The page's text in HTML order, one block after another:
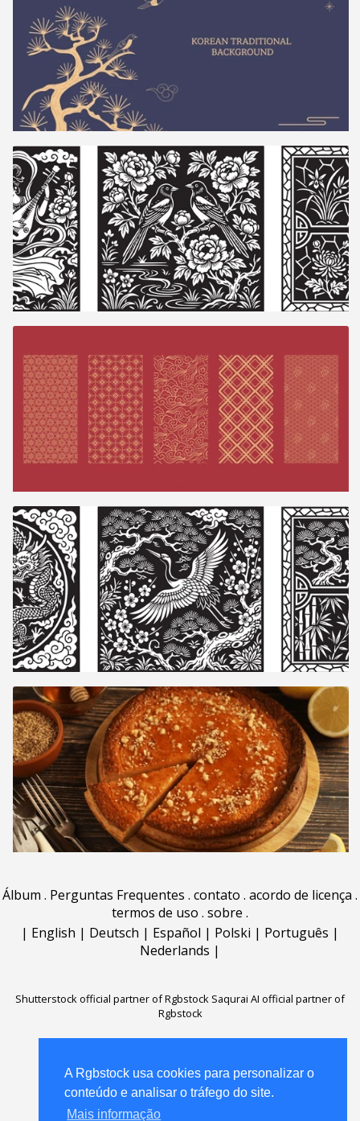
A Rgbstock usa cookies para personalizar o
conteúdo e analisar o tráfego do site.
Mais informação
A Rgbstock usa cookies para personalizar o
conteúdo e analisar o tráfego do site.
Mais informação
Álbum . Perguntas Frequentes . contato . acordo de licença .
termos de uso . sobre .
| English | Deutsch | Español | Polski | Português |
Nederlands |
Shutterstock official partner of Rgbstock Saqurai AI official partner of
Rgbstock